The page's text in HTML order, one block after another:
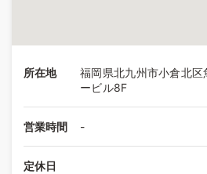
所在地
福岡県北九州市小倉北
ービル8F
営業時間 -
定休日